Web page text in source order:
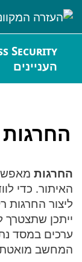
העניינים
החרגות
החרגות
האיתור. כדי
ליצור
ייתכן שתצטרך
ערכים במסד
המחשב